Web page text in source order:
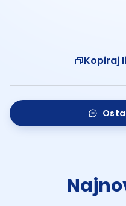
Kopiraj